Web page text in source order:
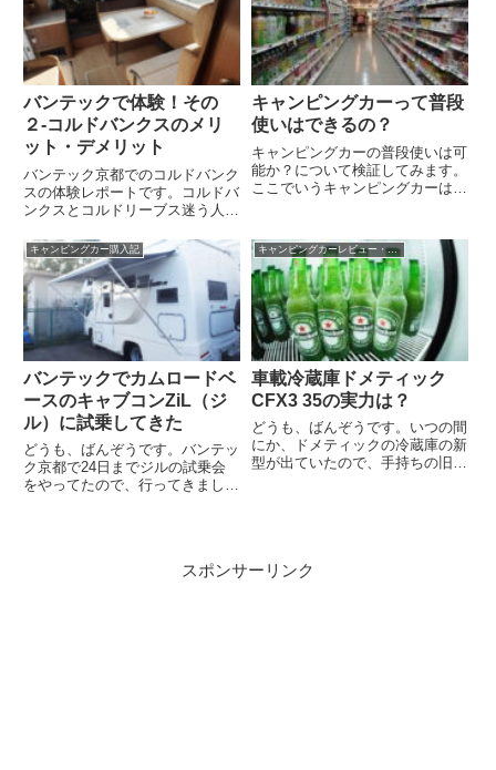
バンテックで体験！その
２-コルドバンクスのメリ
ット・デメリット
バンテック京都でのコルドバンク
スの体験レポートです。コルドバ
ンクスとコルドリーブス迷う人も
が使用したとして、両車の比較検
証をしてみました
キャンピングカーって普段
使いはできるの？
キャンピングカーの普段使いは可
能か？について検証してみます。
ここでいうキャンピングカーはト
も余裕ですから
キャンピングカー購入記
バンテックでカムロードベ
ースのキャブコンZiL（ジ
ル）に試乗してきた
どうも、ばんぞうです。バンテッ
ク京都で24日までジルの試乗会
をやってたので、行ってきまし
きる？まず乗った感じは当たり前
キャンピングカーレビュー・検証
車載冷蔵庫ドメティック
CFX3 35の実力は？
どうも、ばんぞうです。いつの間
にか、ドメティックの冷蔵庫の新
型が出ていたので、手持ちの旧型
ズ。...
スポンサーリンク